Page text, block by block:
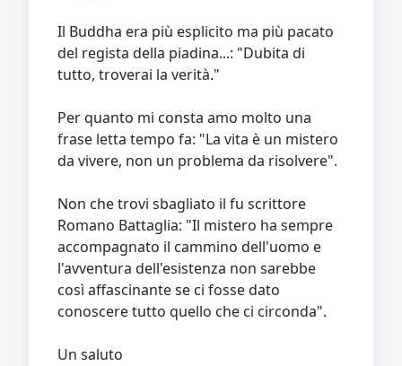
Il Buddha era più esplicito ma più pacato
del regista della piadina...: "Dubita di
tutto, troverai la verità."
Per quanto mi consta amo molto una
frase letta tempo fa: "La vita è un mistero
da vivere, non un problema da risolvere".
Non che trovi sbagliato il fu scrittore
Romano Battaglia: "Il mistero ha sempre
accompagnato il cammino dell'uomo e
l'avventura dell'esistenza non sarebbe
così affascinante se ci fosse dato
conoscere tutto quello che ci circonda".
Un saluto